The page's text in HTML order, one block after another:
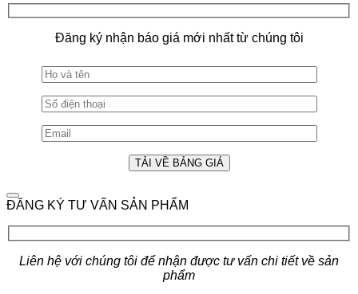
Đăng ký nhận báo giá mới nhất từ chúng tôi
ĐĂNG KÝ TƯ VẤN SẢN PHẨM
Liên hệ với chúng tôi để nhận được tư vấn chi tiết về sản
phẩm